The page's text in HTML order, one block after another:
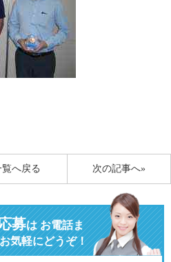
次の記事へ»
覧へ戻る
募はお電話ま
気軽にどうぞ！